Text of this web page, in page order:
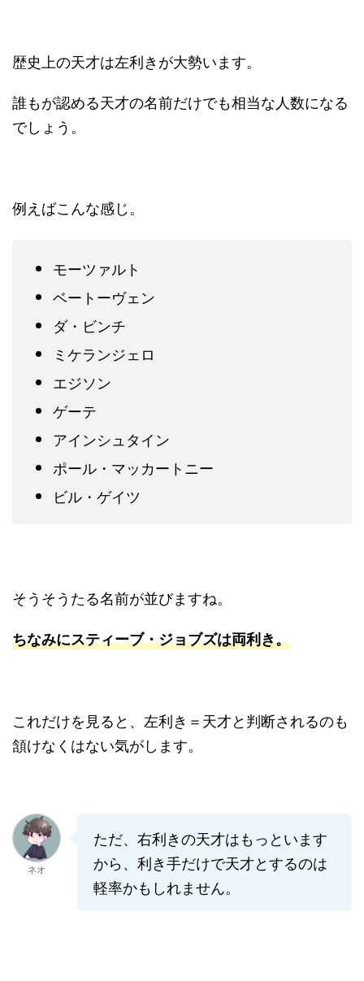
歴史上の天才は左利きが大勢います。
誰もが認める天才の名前だけでも相当な人数になる
でしょう。
例えばこんな感じ。
モーツァルト
ベートーヴェン
ダ・ビンチ
ミケランジェロ
エジソン
ゲーテ
アインシュタイン
ポール・マッカートニー
ビル・ゲイツ
そうそうたる名前が並びますね。
ちなみにスティーブ・ジョブズは両利き。
これだけを見ると、左利き＝天才と判断されるのも
頷けなくはない気がします。
ネオ
ただ、右利きの天才はもっといます
から、利き手だけで天才とするのは
軽率かもしれません。